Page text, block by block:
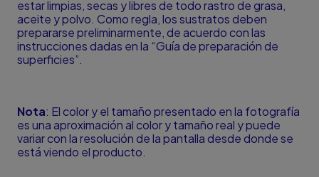
estar limpias, secas y libres de todo rastro de grasa,
aceite y polvo. Como regla, los sustratos deben
prepararse preliminarmente, de acuerdo con las
instrucciones dadas en la “Guía de preparación de
superficies”.
Nota: El color y el tamaño presentado en la fotografía
es una aproximación al color y tamaño real y puede
variar con la resolución de la pantalla desde donde se
está viendo el producto.